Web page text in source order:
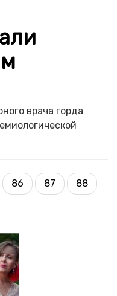
врача горда
Страница
86 Страница
87
Текущая
88